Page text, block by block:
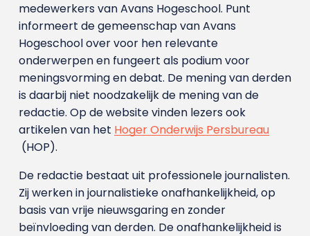
medewerkers van Avans Hoge­school. Punt
informeert de gemeenschap van Avans
Hogeschool over voor hen relevante
onderwerpen en fungeert als podium voor
meningsvorming en debat. De mening van derden
is daarbij niet noodzakelijk de mening van de
redactie. Op de website vinden lezers ook
artikelen van het Hoger Onderwijs Persbureau
(HOP).
De redactie bestaat uit professionele journalisten.
Zij werken in journalistieke onafhankelijkheid, op
basis van vrije nieuwsgaring en zonder
beïnvloeding van derden. De onafhankelijkheid is